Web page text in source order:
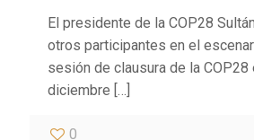
El presidente de la COP28
otros participantes en el
sesión de clausura de la COP28
diciembre […]
0